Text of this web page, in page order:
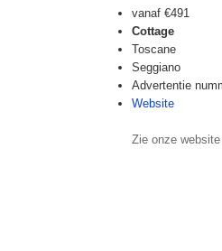
vanaf €491
Cottage
Toscane
Seggiano
Advertentie
Website
Zie onze